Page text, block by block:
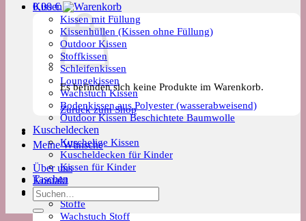
Kissen
Kissen mit Füllung
Kissenhüllen (Kissen ohne Füllung)
Outdoor Kissen
Stoffkissen
Schleifenkissen
Loungekissen
Wachstuch Kissen
Bodenkissen aus Polyester (wasserabweisend)
Outdoor Kissen Beschichtete Baumwolle
Kuscheldecken
Kuschelige Kissen
Kuscheldecken für Kinder
Kissen für Kinder
Taschen
Meterware
Stoffe
Wachstuch Stoff
0,00€
Es befinden sich keine Produkte im Warenkorb.
Zurück zum Shop
Meine Wünsche
Über uns
Kontakt
Suchen
nach: